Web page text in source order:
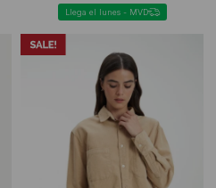
Llega el lunes - MVD